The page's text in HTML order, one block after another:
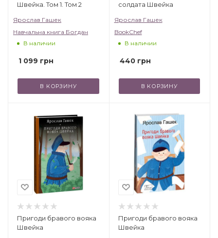
Швейка. Том 1. Том 2
Ярослав Гашек
Навчальна книга Богдан
В наличии
1 099 грн
В КОРЗИНУ
солдата Швейка
Ярослав Гашек
BookChef
В наличии
440грн
В КОРЗИНУ
Пригоди бравого вояка
Швейка
Пригоди бравого вояка
Швейка